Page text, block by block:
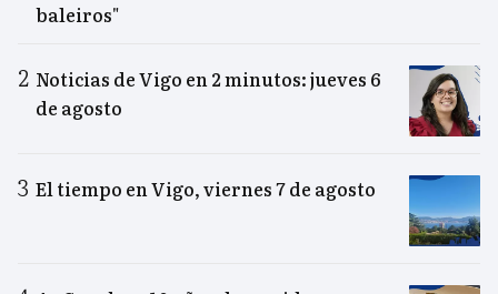
baleiros"
Noticias de Vigo en 2 minutos: jueves 6
de agosto
El tiempo en Vigo, viernes 7 de agosto